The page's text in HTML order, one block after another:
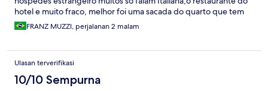
hotel e muito fraco, melhor foi uma sacada do quarto que tem
vista para o vulcão Vesuvius e baia de Nápoles, não recomendo
para quem não estiver de carro
FRANZ MUZZI, perjalanan 2 malam
Ulasan terverifikasi
10/10 Sempurna